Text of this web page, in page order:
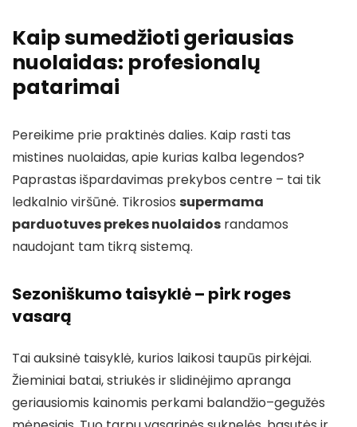
Kaip sumedžioti geriausias
nuolaidas: profesionalų
patarimai
Pereikime prie praktinės dalies. Kaip rasti tas
mistines nuolaidas, apie kurias kalba legendos?
Paprastas išpardavimas prekybos centre – tai tik
ledkalnio viršūnė. Tikrosios supermama
parduotuves prekes nuolaidos randamos
naudojant tam tikrą sistemą.
Sezoniškumo taisyklė – pirk roges
vasarą
Tai auksinė taisyklė, kurios laikosi taupūs pirkėjai.
Žieminiai batai, striukės ir slidinėjimo apranga
geriausiomis kainomis perkami balandžio–gegužės